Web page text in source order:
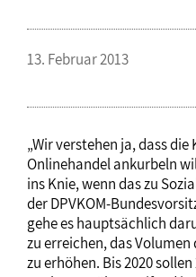
13. Februar 2013
„Wir verstehen ja, dass
Onlinehandel ankurbeln
ins Knie, wenn das zu
der DPVKOM-
gehe es hauptsächlich
zu erreichen, das
zu erhöhen. Bis 2020